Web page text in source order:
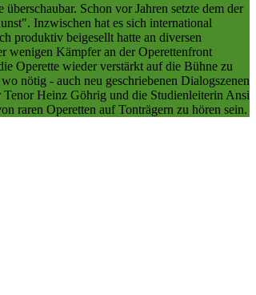
Schon vor Jahren setzte dem der
Inzwischen hat es sich international
produktiv beigesellt hatte an diversen
wenigen Kämpfer an der Operettenfront
Operette wieder verstärkt auf die Bühne zu
nötig - auch neu geschriebenen Dialogszenen
Heinz Göhrig und die Studienleiterin Ansi
raren Operetten auf Tonträgern zu hören sein.